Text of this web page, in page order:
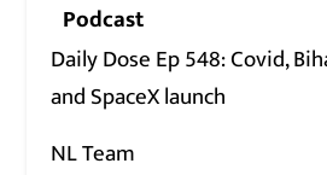
Podcast
Daily Dose Ep 548: Covid,
and SpaceX launch
NL Team